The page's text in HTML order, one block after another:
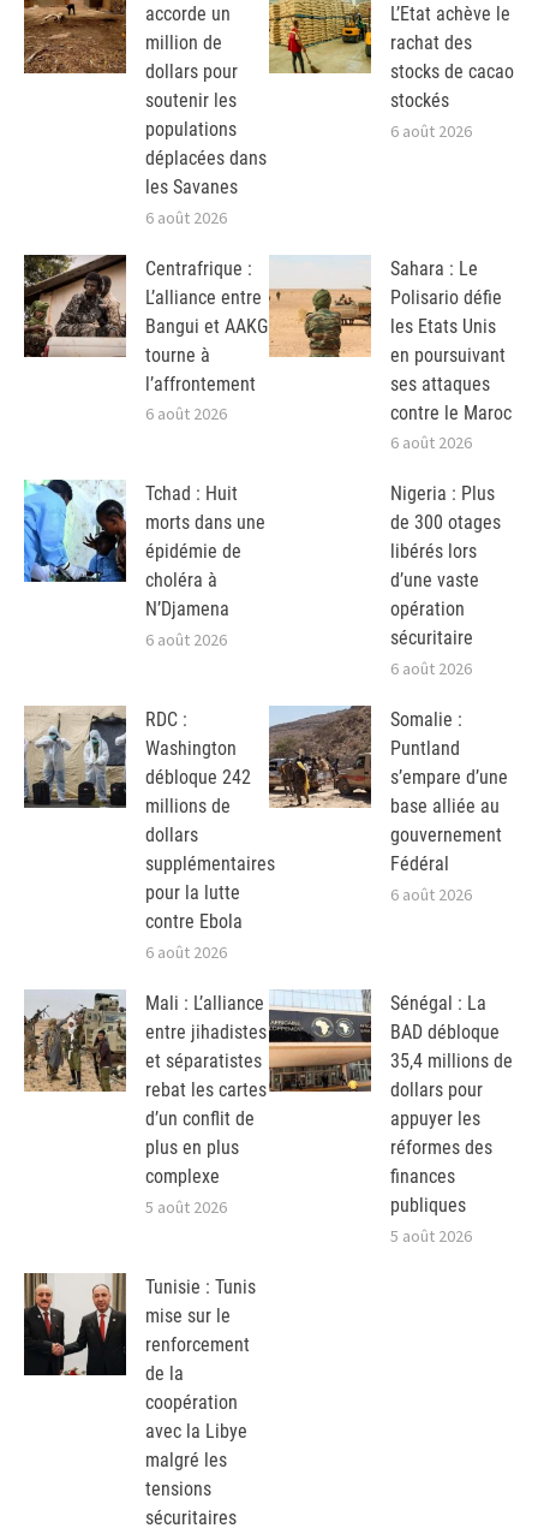
accorde un
million de
dollars pour
soutenir les
populations
déplacées dans
les Savanes
6 août 2026
L’Etat achève le
rachat des
stocks de cacao
stockés
6 août 2026
Centrafrique :
L’alliance entre
Bangui et AAKG
tourne à
l’affrontement
6 août 2026
Sahara : Le
Polisario défie
les Etats Unis
en poursuivant
ses attaques
contre le Maroc
6 août 2026
Tchad : Huit
morts dans une
épidémie de
choléra à
N’Djamena
6 août 2026
Nigeria : Plus
de 300 otages
libérés lors
d’une vaste
opération
sécuritaire
6 août 2026
RDC :
Washington
débloque 242
millions de
dollars
supplémentaires
pour la lutte
contre Ebola
6 août 2026
Somalie :
Puntland
s’empare d’une
base alliée au
gouvernement
Fédéral
6 août 2026
Mali : L’alliance
entre jihadistes
et séparatistes
rebat les cartes
d’un conflit de
plus en plus
complexe
5 août 2026
Sénégal : La
BAD débloque
35,4 millions de
dollars pour
appuyer les
réformes des
finances
publiques
5 août 2026
Tunisie : Tunis
mise sur le
renforcement
de la
coopération
avec la Libye
malgré les
tensions
sécuritaires